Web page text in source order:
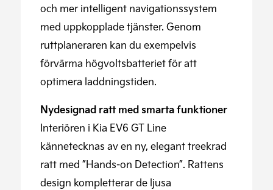
och mer intelligent navigationssystem
med uppkopplade tjänster. Genom
ruttplaneraren kan du exempelvis
förvärma högvoltsbatteriet för att
optimera laddningstiden.
Nydesignad ratt med smarta funktioner
Interiören i Kia EV6 GT Line
kännetecknas av en ny, elegant treekrad
ratt med ”Hands-on Detection”. Rattens
design kompletterar de ljusa